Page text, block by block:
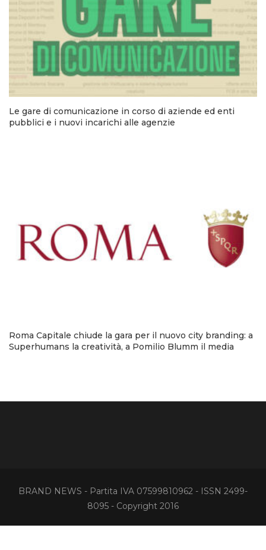
Le gare di comunicazione in corso di aziende ed enti
pubblici e i nuovi incarichi alle agenzie
Roma Capitale chiude la gara per il nuovo city branding: a
Superhumans la creatività, a Pomilio Blumm il media
BRAND NEWS - Partita IVA 07599810962 - ISSN 2499-
8095 - Copyright 2016